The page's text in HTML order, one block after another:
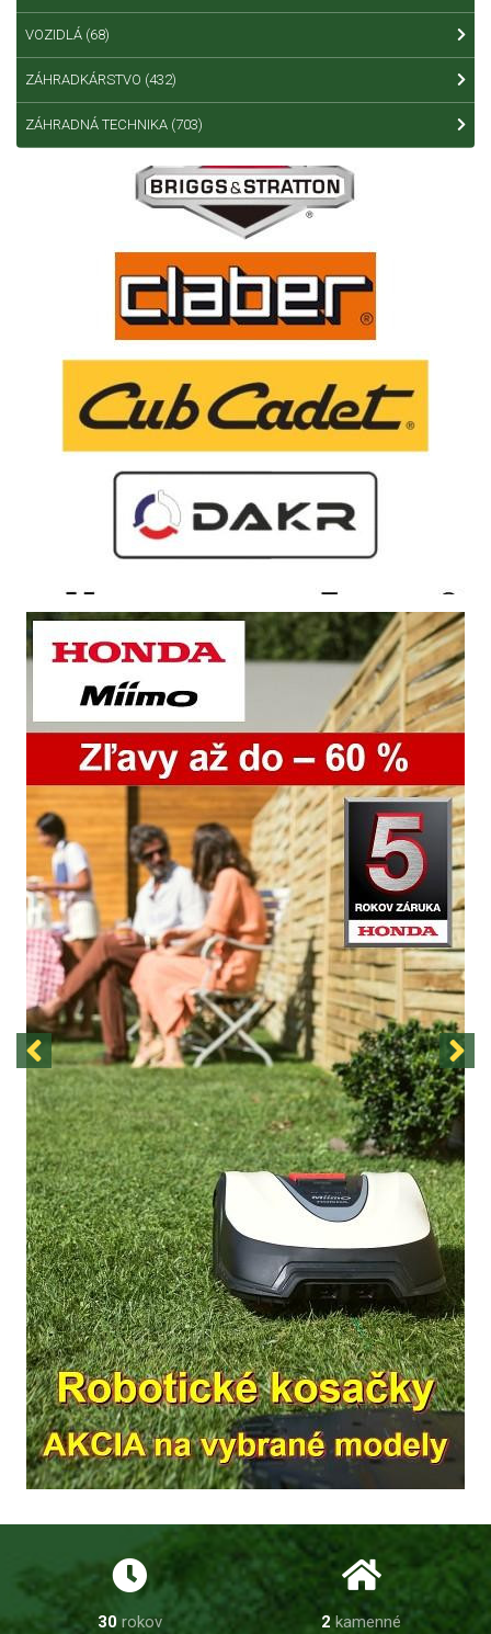
VOZIDLÁ (68)
ZÁHRADKÁRSTVO (432)
ZÁHRADNÁ TECHNIKA (703)
30rokov
2 kamenné